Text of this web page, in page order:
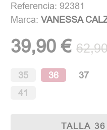
Referencia: 92381
Marca:VANESSA
39,90 €
35 36 37
41
TALLA